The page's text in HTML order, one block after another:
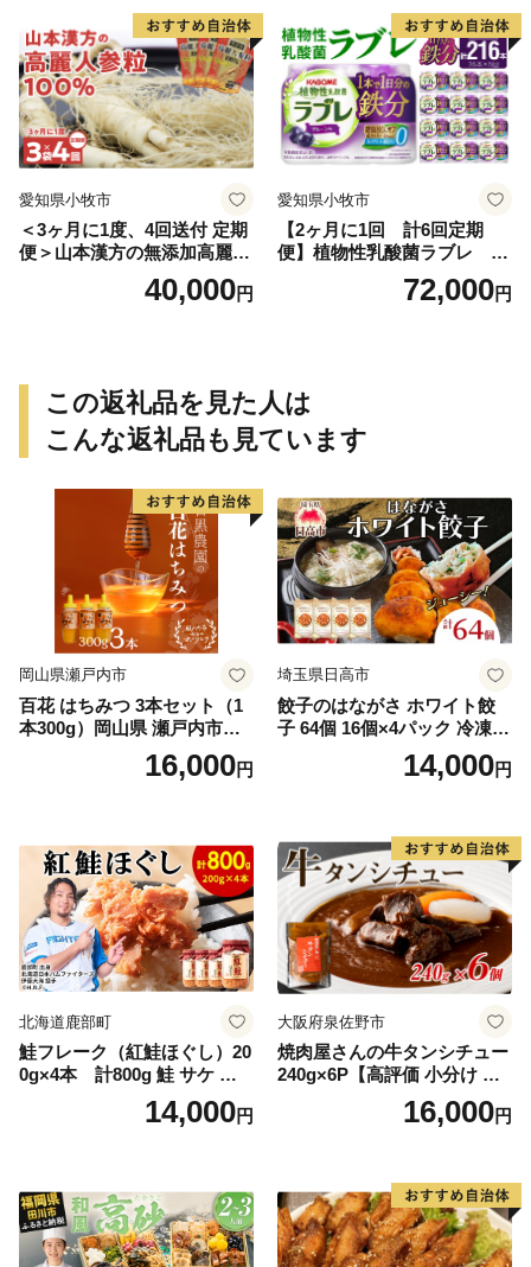
愛知県小牧市
＜3ヶ月に1度、4回送付 定期
便＞山本漢方の無添加高麗人
40,000円
愛知県小牧市
【2ヶ月に1回 計6回定期
便】植物性乳酸菌ラブレ 鉄
分36本（計216本） [052S07-
72,000円
この返礼品を見た人は
こんな返礼品も見ています
岡山県瀬戸内市
百花 はちみつ 3本セット（1
本300g）岡山県 瀬戸内市産
石黒農園 ヨーグルト パン 砂
糖の代わり 香り高い いい香
16,000円
埼玉県日高市
餃子のはながさ ホワイト餃
子 64個 16個×4パック 冷凍
中華 点心 B級グルメ ご当地
野菜 おつまみ おかず 簡単調
ー ギフト お取り寄せ 日高市
14,000円
北海道鹿部町
鮭フレーク（紅鮭ほぐし）20
0g×4本 計800g 鮭 サケ 鮭
ほぐし サケフレーク シャケ
フレーク 鮭フレーク14,000円
大阪府泉佐野市
焼肉屋さんの牛タンシチュー
240g×6P【高評価 小分け 惣
菜 牛たん 一人暮らし 冷凍】
16,000円